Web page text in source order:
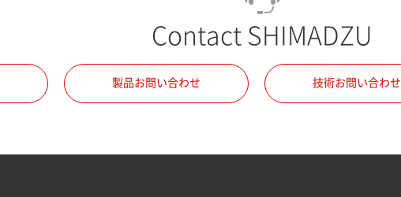
Contact SHIMADZU
製品お問い合わせ 技術お問い合わせ